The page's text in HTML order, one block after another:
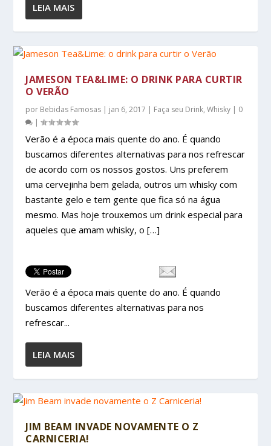
LEIA MAIS
JAMESON TEA&LIME: O DRINK PARA CURTIR
O VERÃO
por Bebidas Famosas | jan 6, 2017 | Faça seu Drink,Whisky | 0
|
Verão é a época mais quente do ano. É quando
buscamos diferentes alternativas para nos refrescar
de acordo com os nossos gostos. Uns preferem
uma cervejinha bem gelada, outros um whisky com
bastante gelo e tem gente que fica só na água
mesmo. Mas hoje trouxemos um drink especial para
aqueles que amam whisky, o […]
Verão é a época mais quente do ano. É quando
buscamos diferentes alternativas para nos
refrescar...
LEIA MAIS
JIM BEAM INVADE NOVAMENTE O Z
CARNICERIA!